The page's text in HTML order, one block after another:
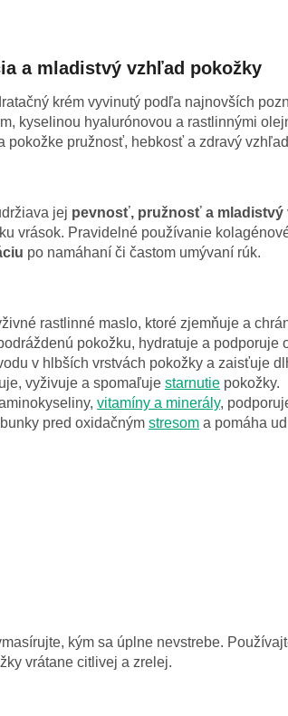
a mladistvý vzhľad pokožky
krém vyvinutý podľa najnovších
kyselinou hyalurónovou a rastlinnými
pokožke pružnosť, hebkosť a zdravý
jej pevnosť, pružnosť a mladistvý
vrások. Pravidelné používanie
po namáhaní či častom umývaní rúk.
rastlinné maslo, ktoré zjemňuje a
pokožku, hydratuje a podporuje
v hlbších vrstvách pokožky a zaisťuje
vyživuje a spomaľuje starnutie pokožky.
vitamíny a minerály,
pred oxidačným stresom a pomáha
kým sa úplne nevstrebe.
vrátane citlivej a zrelej.